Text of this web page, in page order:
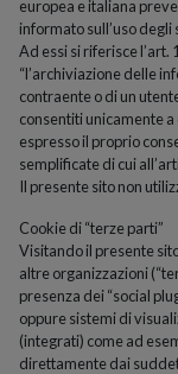
europea e italiana
informato sull’uso
Ad essi si riferisce
“l’archiviazione delle
contraente o di un
consentiti unicamente a
espresso il proprio
semplificate di cui
Il presente sito non
Cookie di “terze parti”
Visitando il presente
altre organizzazioni
presenza dei “social
oppure sistemi di
(integrati) come ad
direttamente dai